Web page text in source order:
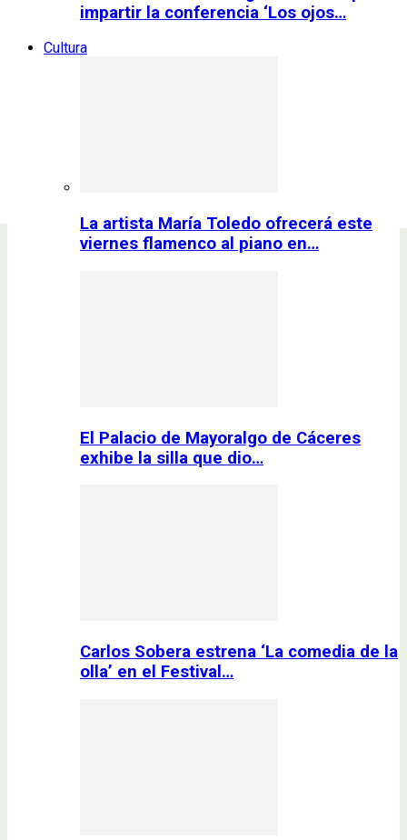
impartir la conferencia ‘Los ojos…
Cultura
La artista María Toledo ofrecerá este
viernes flamenco al piano en…
El Palacio de Mayoralgo de Cáceres
exhibe la silla que dio…
Carlos Sobera estrena ‘La comedia de la
olla’ en el Festival…